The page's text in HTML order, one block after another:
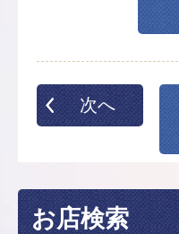
次へ
お店検索